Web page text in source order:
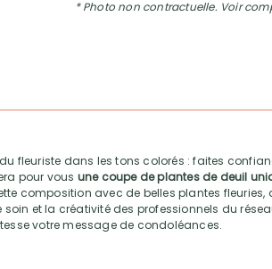
* Photo non contractuelle. Voir
fleuriste dans les tons colorés : faites
pour vous une coupe de plantes de deuil
composition avec de belles plantes fleuries,
et la créativité des professionnels du
votre message de condoléances.